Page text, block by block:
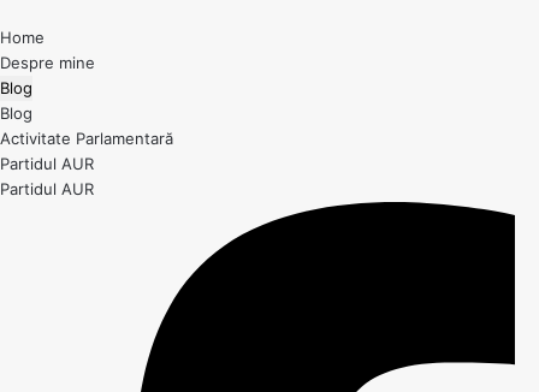
Home
Despre mine
Blog
Blog
Activitate Parlamentară
Partidul AUR
Partidul AUR